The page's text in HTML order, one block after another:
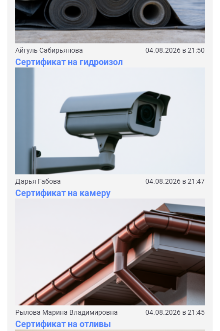
Айгуль Сабирьянова 04.08.2026 в 21:50
Сертификат на гидроизол
Дарья Габова 04.08.2026 в 21:47
Сертификат на камеру
Рылова Марина Владимировна 04.08.2026 в 21:45
Сертификат на отливы